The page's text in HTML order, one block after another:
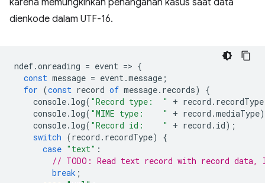
karena memungkinkan penanganan kasus saat data
dienkode dalam UTF-16.
ndef.onreading = event => {
const message = event.message ;
for (const record of message. records)
{
console. log( "Record type:  " + record . recordType
console. log( "MIME type:    " + record .mediaType
console. log( "Record id:    " + record . id);
switch (record . recordType)
{
case "text" :
// TODO: Read text record with record data,
break ;